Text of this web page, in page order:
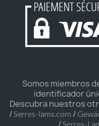
Somos miembros
identificador
Descubra nuestros
/ Serres-lams.com /
Serres-